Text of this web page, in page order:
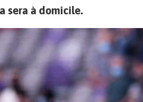
sera à domicile.